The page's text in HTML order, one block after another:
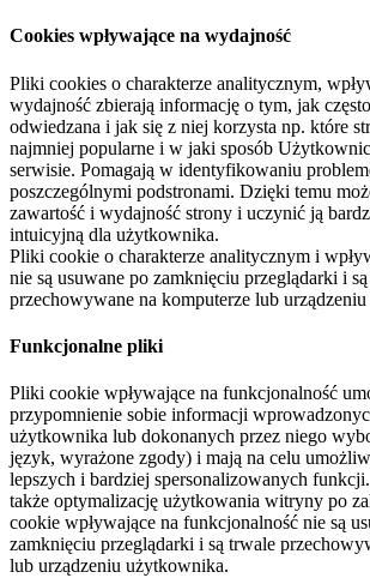
Cookies wpływające na wydajność
Pliki cookies o charakterze analitycznym,
wydajność zbierają informację o tym, jak
odwiedzana i jak się z niej korzysta np. które
najmniej popularne i w jaki sposób
serwisie. Pomagają w identyfikowaniu
poszczególnymi podstronami. Dzięki temu
zawartość i wydajność strony i uczynić ją
intuicyjną dla użytkownika.
Pliki cookie o charakterze analitycznym i
nie są usuwane po zamknięciu przeglądarki i
przechowywane na komputerze lub
Funkcjonalne pliki
Pliki cookie wpływające na funkcjonalność
przypomnienie sobie informacji
użytkownika lub dokonanych przez niego
język, wyrażone zgody) i mają na celu
lepszych i bardziej spersonalizowanych
także optymalizację użytkowania witryny po
cookie wpływające na funkcjonalność nie są
zamknięciu przeglądarki i są trwale
lub urządzeniu użytkownika.